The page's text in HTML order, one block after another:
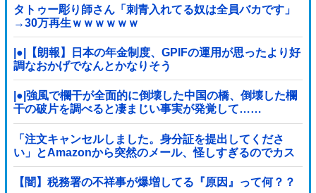
タトゥー彫り師さん「刺青入れてる奴は全員バカです」
→30万再生ｗｗｗｗｗｗ
|●|【朗報】日本の年金制度、GPIFの運用が思ったより好
調なおかげでなんとかなりそう
|●|強風で欄干が全面的に倒壊した中国の橋、倒壊した欄
干の破片を調べると凄まじい事実が発覚して……
「注文キャンセルしました。身分証を提出してくださ
い」とAmazonから突然のメール、怪しすぎるのでカス
タマーに確認したら……
【闇】税務署の不祥事が爆増してる『原因』って何？？